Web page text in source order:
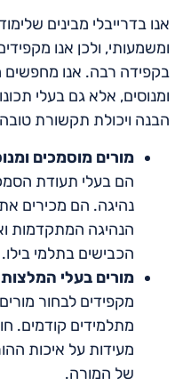
אנו בדרייבלי מבינים
ומשמעותי, ולכן אנו
בקפידה רבה. אנו
ומנוסים, אלא גם בעלי
הבנה ויכולת תקשורת
מורים מוסמכים
הם בעלי תעודת
נהיגה. הם מכירים
הנהיגה המתקדמות
הכבישים בתלמי בילו.
מורים בעלי המלצות
מקפידים לבחור
מתלמידים קודמים.
מעידות על איכות
של המורה.